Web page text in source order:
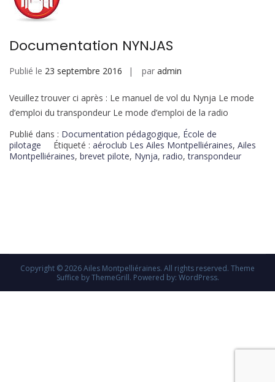
Documentation NYNJAS
Publié le 23 septembre 2016 par admin
Veuillez trouver ci après : Le manuel de vol du Nynja Le mode
d’emploi du transpondeur Le mode d’emploi de la radio
Publié dans : Documentation pédagogique, École de
pilotage
Étiqueté : aéroclub Les Ailes Montpelliéraines, Ailes
Montpelliéraines, brevet pilote, Nynja, radio,transpondeur
Copyright © 2026Ailes Montpelliéraines. All rights reserved. Theme
Suffice by ThemeGrill. Powered by: WordPress.